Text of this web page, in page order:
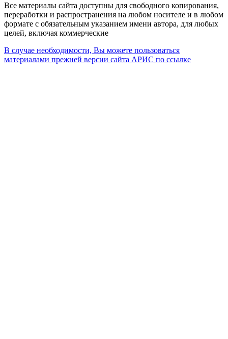
Все материалы сайта доступны для свободного копирования,
переработки и распространения на любом носителе и в любом
формате с обязательным указанием имени автора, для любых
целей, включая коммерческие
В случае необходимости, Вы можете пользоваться
материалами прежней версии сайта АРИС по ссылке